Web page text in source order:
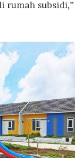
rumah subsidi,”